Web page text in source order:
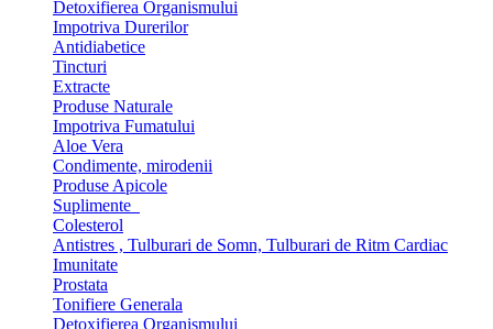
Detoxifierea Organismului
Impotriva Durerilor
Antidiabetice
Tincturi
Extracte
Produse Naturale
Impotriva Fumatului
Aloe Vera
Condimente, mirodenii
Produse Apicole
Suplimente
Colesterol
Antistres , Tulburari de Somn, Tulburari de Ritm Cardiac
Imunitate
Prostata
Tonifiere Generala
Detoxifierea Organismului